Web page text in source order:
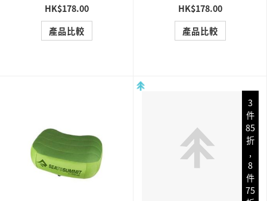
QUICK VIEW
HK$178.00
產品比較
QUICK VIEW
HK$178.00
產品比較
3
件
85
折
,
8
件
75